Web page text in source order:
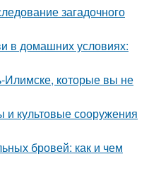
загадочного
в домашних условиях:
Илимске, которые вы не
культовые сооружения
бровей: как и чем